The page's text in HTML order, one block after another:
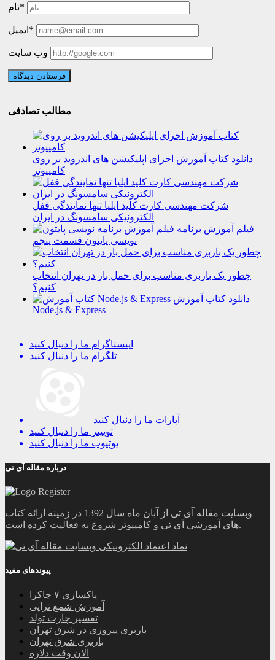
نام*
ایمیل*
وب سایت
مطالب تصادفی
دانلود کتاب آموزش اجرای اپلیکیشن های اندروید بر روی
کامپیوتر
شرکت مهندسی کارت کلید ایلیا تنها نمایندگی قفل
الکترونیکی سامسونگ در ایران
فیلم آموزش برنامه
نویسی پایتون قسمت پنجم
چطور یک باربری مناسب برای حمل بار در تهران انتخاب
کنیم؟
دانلود کتاب آموزش
Node.js & Express
اینستاگرام ما را دنبال کنید
تلگرام ما را دنبال کنید
آپارات ما را دنبال کنید
توییتر ما را دنبال کنید
یوتیوب ما را دنبال کنید
درباره مقاله آی تی
وبسایت مقاله آی تی از آبان ماه سال 1392 در زمینه ارائه کتاب
های آموزشی آی تی و کامپیوتر شروع به فعالیت کرده است.
پیوندهای مفید
پاکسازی ۷ چاکرا
آموزش شمع تراپی
تفسیر چارت تولد
باربری پیروزی در شرق تهران
باربری شرق تهران
الان وقت دلاره